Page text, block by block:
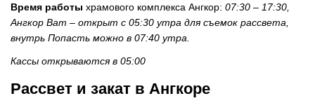
Время работы храмового комплекса Ангкор: 07:30 – 17:30,
Ангкор Ват – открыт с 05:30 утра для съемок рассвета,
внутрь Попасть можно в 07:40 утра.
Кассы открываются в 05:00
Рассвет и закат в Ангкоре